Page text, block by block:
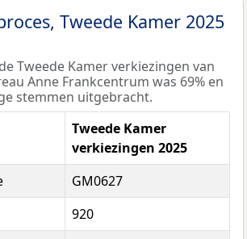
Tweede Kamer 2025
Tweede Kamer verkiezingen van
Anne Frankcentrum was 69% en
stemmen uitgebracht.
Tweede Kamer
verkiezingen 2025
GM0627
920